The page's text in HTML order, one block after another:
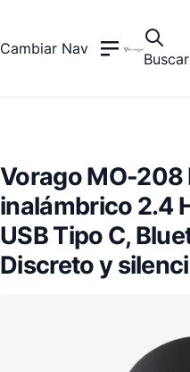
Cambiar Nav
Buscar
Vorago MO-208
inalámbrico 2.4
USB Tipo C,
Discreto y